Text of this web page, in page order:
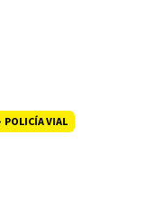
POLICÍA VIAL